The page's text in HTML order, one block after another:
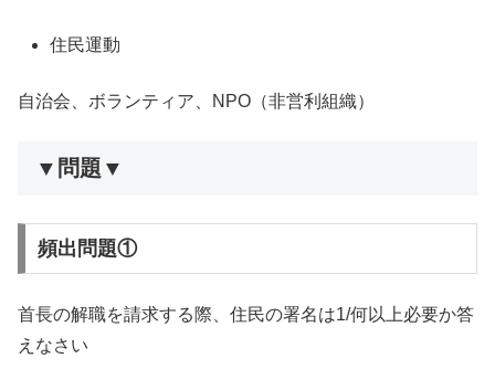
住民運動
自治会、ボランティア、NPO（非営利組織）
▼問題▼
頻出問題①
首長の解職を請求する際、住民の署名は1/何以上必要か答
えなさい